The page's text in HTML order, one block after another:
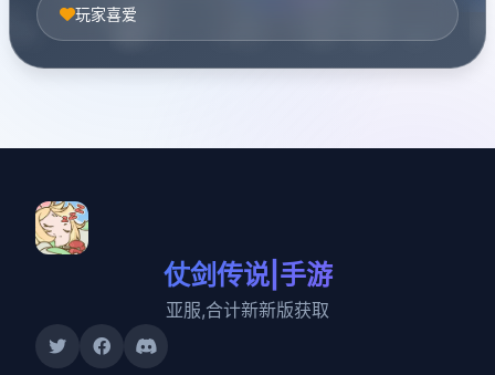
玩家喜爱
仗剑传说|手游
亚服,合计新新版获取